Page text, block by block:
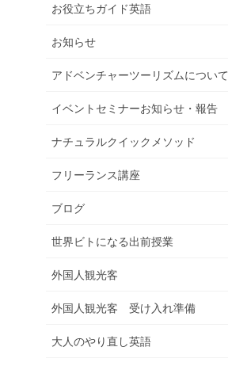
お役立ちガイド英語
お知らせ
アドベンチャーツーリズムについて
イベントセミナーお知らせ・報告
ナチュラルクイックメソッド
フリーランス講座
ブログ
世界ビトになる出前授業
外国人観光客
外国人観光客 受け入れ準備
大人のやり直し英語